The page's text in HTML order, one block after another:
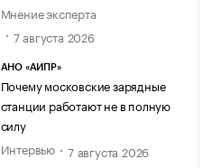
Мнение эксперта
7 августа 2026
АНО «АИПР»
Почему московские зарядные
станции работают не в полную
силу
Интервью
7 августа 2026